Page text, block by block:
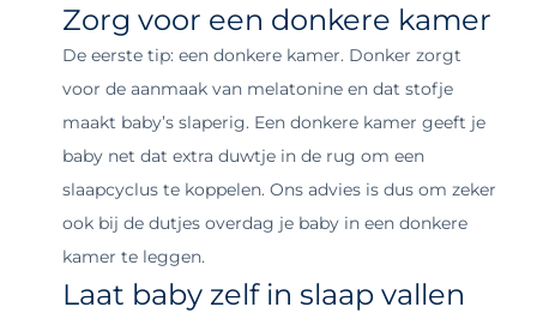
Zorg voor een donkere kamer
De eerste tip: een donkere kamer. Donker zorgt
voor de aanmaak van melatonine en dat stofje
maakt baby’s slaperig. Een donkere kamer geeft je
baby net dat extra duwtje in de rug om een
slaapcyclus te koppelen. Ons advies is dus om zeker
ook bij de dutjes overdag je baby in een donkere
kamer te leggen.
Laat baby zelf in slaap vallen